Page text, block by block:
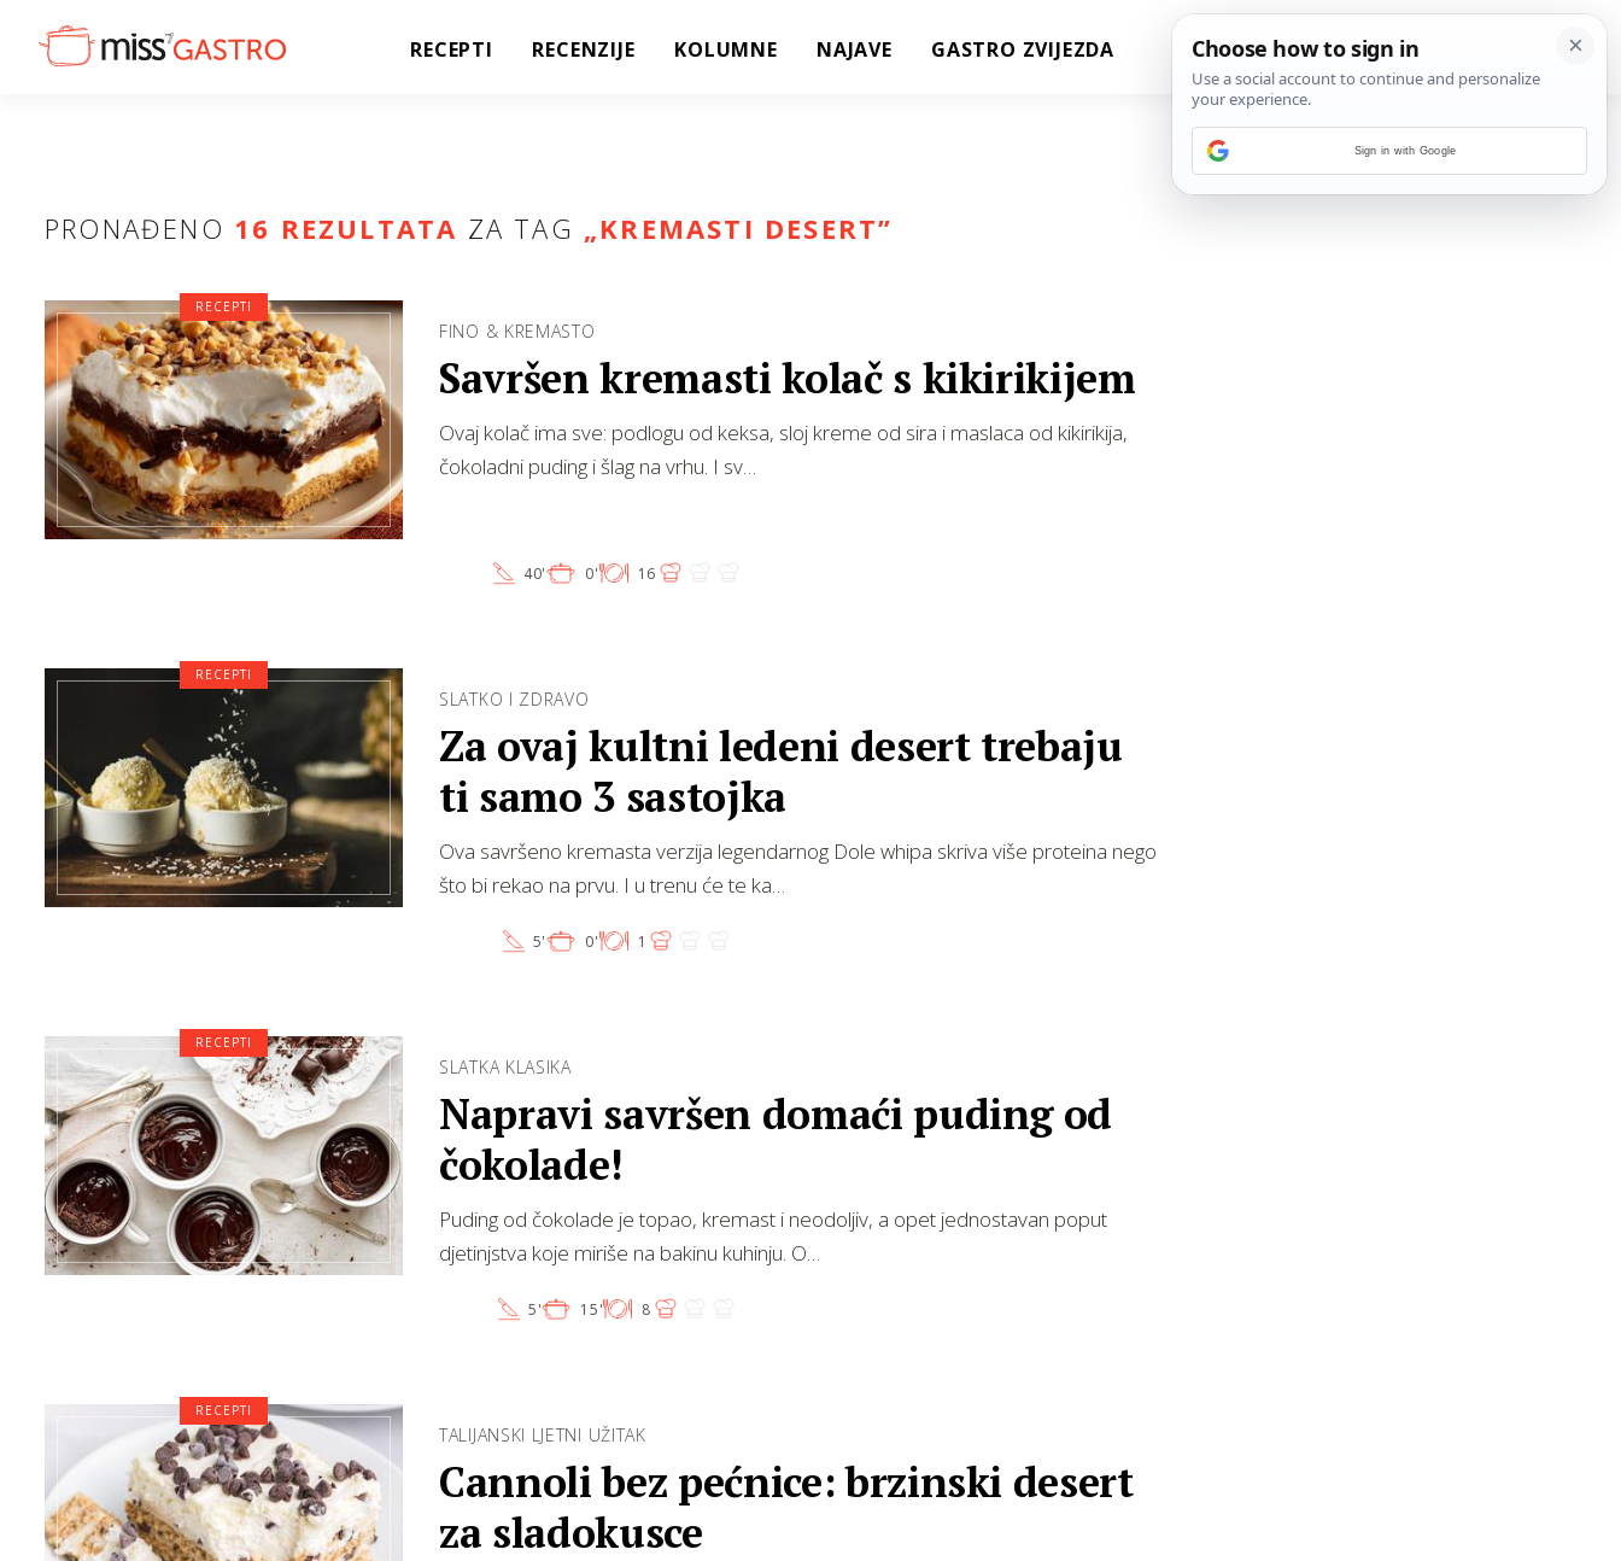
RECEPTI RECENZIJE KOLUMNE NAJAVE GASTRO ZVIJEZDA
PRONAĐENO 16 REZULTATA ZA TAG „KREMASTI DESERT”
FINO & KREMASTO
Savršen kremasti kolač s kikirikijem
Ovaj kolač ima sve: podlogu od keksa, sloj kreme od sira i maslaca od kikirikija,
čokoladni puding i šlag na vrhu. I sv…
40' 0' 16
RECEPTI
SLATKO I ZDRAVO
Za ovaj kultni ledeni desert trebaju
ti samo 3 sastojka
Ova savršeno kremasta verzija legendarnog Dole whipa skriva više proteina nego
što bi rekao na prvu. I u trenu će te ka…
5' 0' 1
RECEPTI
SLATKA KLASIKA
Napravi savršen domaći puding od
čokolade!
Puding od čokolade je topao, kremast i neodoljiv, a opet jednostavan poput
djetinjstva koje miriše na bakinu kuhinju. O…
5' 15' 8
RECEPTI
TALIJANSKI LJETNI UŽITAK
Cannoli bez pećnice: brzinski desert
za sladokusce
RECEPTI
Sign in with Google